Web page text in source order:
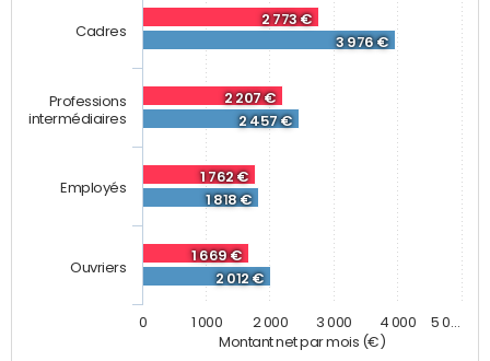
Montant net par mois (€)
2 773 €
2 207 €
1 762 €
1 669 €
3 976 €
2 457 €
1 818 €
2 012 €
Cadres
Professions
intermédiaires
Employés
Ouvriers
0 1 000 2 000 3 000 4 000 5 0…